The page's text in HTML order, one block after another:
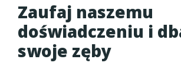
Zaufaj naszemu
doświadczeniu i
swoje zęby